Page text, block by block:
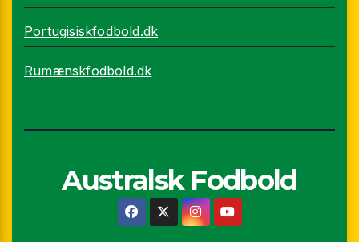
Portugisiskfodbold.dk
Rumænskfodbold.dk
Australsk Fodbold